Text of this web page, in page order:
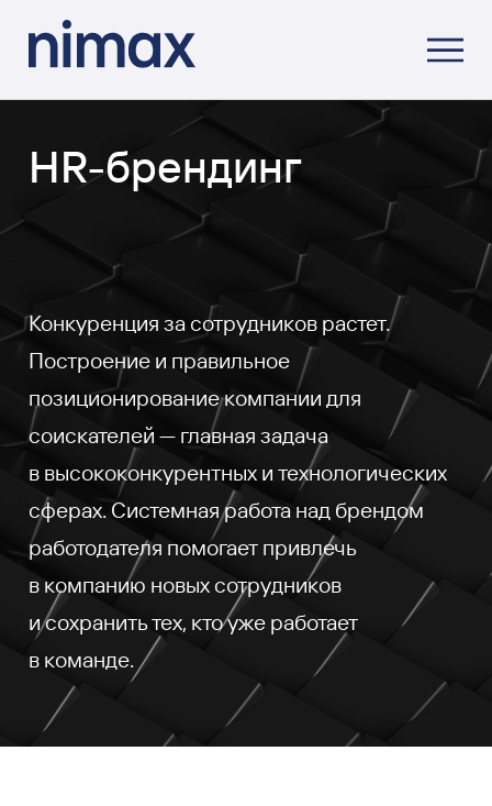
HR-брендинг
Конкуренция за сотрудников растет.
Построение и правильное
позиционирование компании для
соискателей — главная задача
в высококонкурентных и технологических
сферах. Системная работа над брендом
работодателя помогает привлечь
в компанию новых сотрудников
и сохранить тех, кто уже работает
в команде.